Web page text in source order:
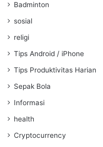
Badminton
sosial
religi
Tips Android / iPhone
Tips Produktivitas Harian
Sepak Bola
Informasi
health
Cryptocurrency